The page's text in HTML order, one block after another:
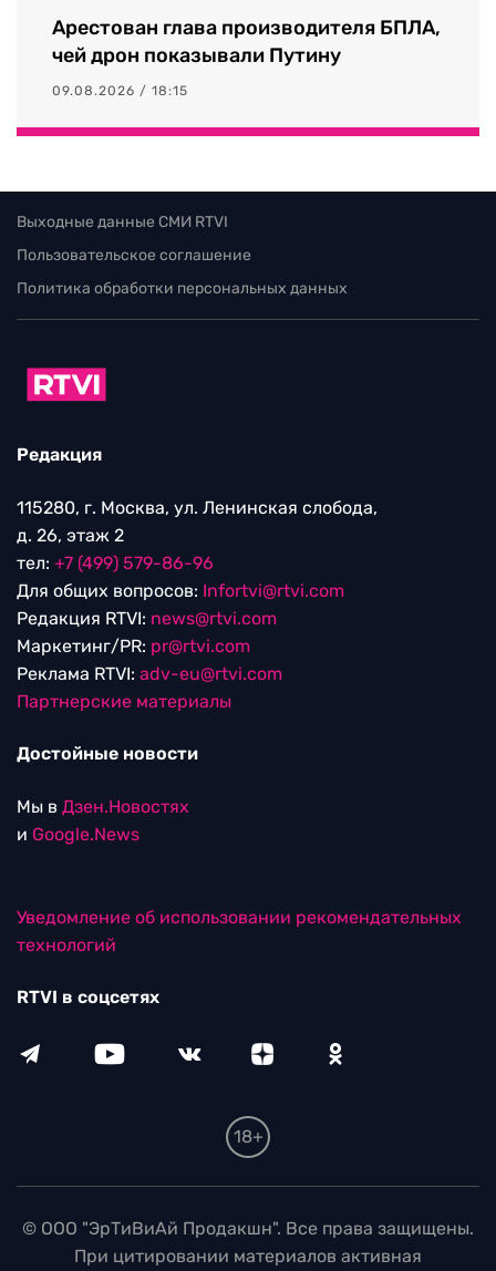
Арестован глава производителя БПЛА,
чей дрон показывали Путину
09.08.2026 / 18:15
Выходные данные СМИ RTVI
Пользовательское соглашение
Политика обработки персональных данных
Редакция
115280, г. Москва, ул. Ленинская слобода,
д. 26, этаж 2
тел: +7 (499) 579-86-96
Для общих вопросов: Infortvi@rtvi.com
Редакция RTVI: news@rtvi.com
Маркетинг/PR: pr@rtvi.com
Реклама RTVI: adv-eu@rtvi.com
Партнерские материалы
Достойные новости
Мы в Дзен.Новостях
и Google.News
Уведомление об использовании рекомендательных
технологий
RTVI в соцсетях
18+
© ООО "ЭрТиВиАй Продакшн". Все права защищены.
При цитировании материалов активная